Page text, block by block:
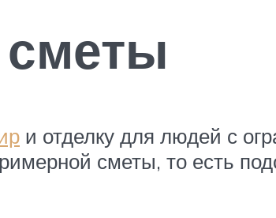
и отделку для людей с
сметы, то есть